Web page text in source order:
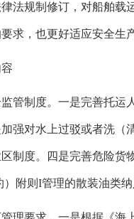
律法规制修订，对船舶
求，也更好适应安全生
监管制度。一是完善托
强对水上过驳或者洗（
制度。四是完善危险货
附则I管理的散装油类纳